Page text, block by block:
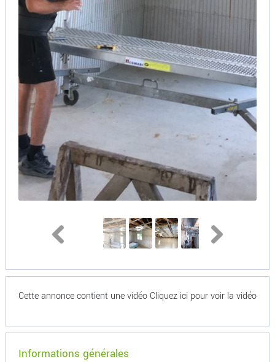
Cette annonce contient une vidéo Cliquez ici pour voir la vidéo
Informations générales